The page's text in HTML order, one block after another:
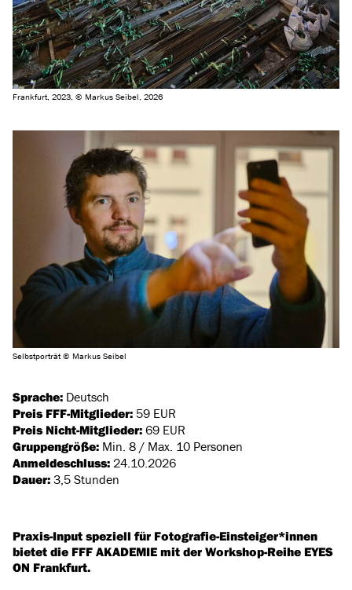
Frankfurt, 2023, © Markus Seibel, 2026
Selbstporträt © Markus Seibel
Sprache: Deutsch
Preis FFF-Mitglieder: 59 EUR
Preis Nicht-Mitglieder: 69 EUR
Gruppengröße: Min. 8 / Max. 10 Personen
Anmeldeschluss: 24.10.2026
Dauer: 3,5 Stunden
Praxis-Input speziell für Fotografie-Einsteiger*innen
bietet die FFF AKADEMIE mit der Workshop-Reihe EYES
ON Frankfurt.